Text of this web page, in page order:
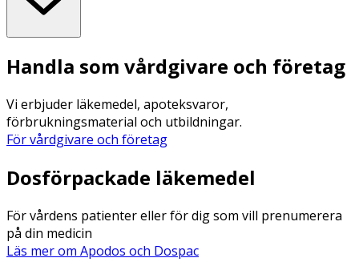
Handla som vårdgivare och företag
Vi erbjuder läkemedel, apoteksvaror,
förbrukningsmaterial och utbildningar.
För vårdgivare och företag
Dosförpackade läkemedel
För vårdens patienter eller för dig som vill prenumerera
på din medicin
Läs mer om Apodos och Dospac